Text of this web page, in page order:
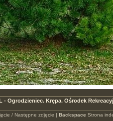
- Ogrodzieniec. Krępa. Ośrodek
/ Następne zdjęcie | Backspace Strona